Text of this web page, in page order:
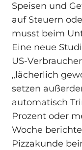
Speisen und
auf Steuern
musst beim
Eine neue
US-
„lächerlich
setzen
automatisch
Prozent oder
Woche
Pizzakunde